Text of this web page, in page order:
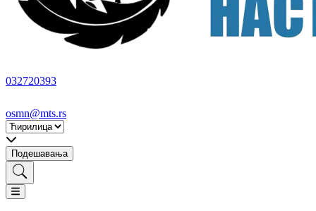
032720393
osmn@mts.rs
Подешавања